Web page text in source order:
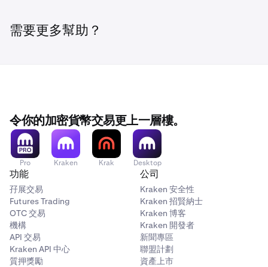
需要更多幫助？
令你的加密貨幣交易更上一層樓。
Pro Kraken Krak Desktop
功能
孖展交易
Futures Trading
OTC 交易
機構
API 交易
Kraken API 中心
質押獎勵
公司
Kraken 安全性
Kraken 招賢納士
Kraken 博客
Kraken 開發者
新聞專區
聯盟計劃
資產上市